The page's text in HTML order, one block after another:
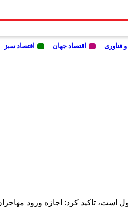
فناوری اقتصاد جهان اقتصاد سبز
تاکید کرد: اجازه ورود مهاجران